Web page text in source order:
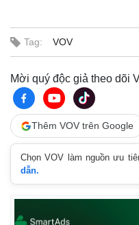
Tag: VOV
Mời quý độc giả theo dõi
Thêm VOV trên Google
Chọn VOV làm nguồn ưu
dẫn.